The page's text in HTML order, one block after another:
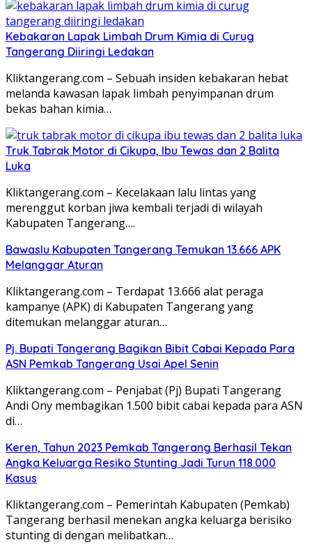
Kebakaran Lapak Limbah Drum Kimia di Curug
Tangerang Diiringi Ledakan
Kliktangerang.com – Sebuah insiden kebakaran hebat
melanda kawasan lapak limbah penyimpanan drum
bekas bahan kimia…
Truk Tabrak Motor di Cikupa, Ibu Tewas dan 2 Balita
Luka
Kliktangerang.com – Kecelakaan lalu lintas yang
merenggut korban jiwa kembali terjadi di wilayah
Kabupaten Tangerang….
Bawaslu Kabupaten Tangerang Temukan 13.666 APK
Melanggar Aturan
Kliktangerang.com – Terdapat 13.666 alat peraga
kampanye (APK) di Kabupaten Tangerang yang
ditemukan melanggar aturan…
Pj. Bupati Tangerang Bagikan Bibit Cabai Kepada Para
ASN Pemkab Tangerang Usai Apel Senin
Kliktangerang.com – Penjabat (Pj) Bupati Tangerang
Andi Ony membagikan 1.500 bibit cabai kepada para ASN
di…
Keren, Tahun 2023 Pemkab Tangerang Berhasil Tekan
Angka Keluarga Resiko Stunting Jadi Turun 118.000
Kasus
Kliktangerang.com – Pemerintah Kabupaten (Pemkab)
Tangerang berhasil menekan angka keluarga berisiko
stunting di dengan melibatkan…